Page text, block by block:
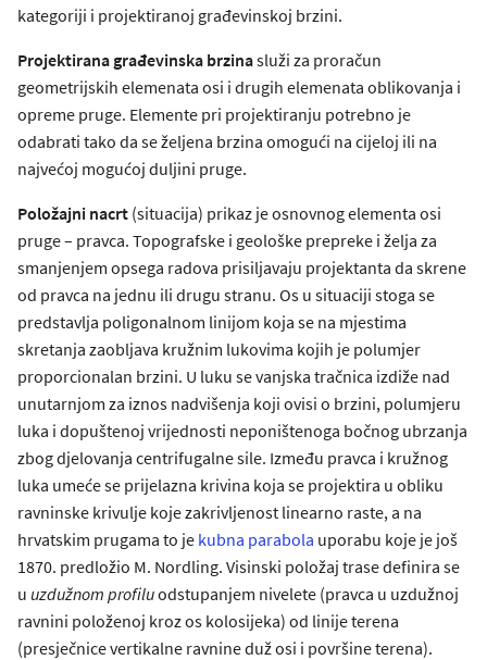
kategoriji i projektiranoj građevinskoj brzini.
Projektirana građevinska brzinasluži za proračun
geometrijskih elemenata osi i drugih elemenata oblikovanja i
opreme pruge. Elemente pri projektiranju potrebno je
odabrati tako da se željena brzina omogući na cijeloj ili na
najvećoj mogućoj duljini pruge.
Položajni nacrt (situacija) prikaz je osnovnog elementa osi
pruge – pravca. Topografske i geološke prepreke i želja za
smanjenjem opsega radova prisiljavaju projektanta da skrene
od pravca na jednu ili drugu stranu. Os u situaciji stoga se
predstavlja poligonalnom linijom koja se na mjestima
skretanja zaobljava kružnim lukovima kojih je polumjer
proporcionalan brzini. U luku se vanjska tračnica izdiže nad
unutarnjom za iznos nadvišenja koji ovisi o brzini, polumjeru
luka i dopuštenoj vrijednosti neponištenoga bočnog ubrzanja
zbog djelovanja centrifugalne sile. Između pravca i kružnog
luka umeće se prijelazna krivina koja se projektira u obliku
ravninske krivulje koje zakrivljenost linearno raste, a na
hrvatskim prugama to je kubna parabola uporabu koje je još
1870. predložio M. Nordling. Visinski položaj trase definira se
u uzdužnom profiluodstupanjem nivelete (pravca u uzdužnoj
ravnini položenoj kroz os kolosijeka) od linije terena
(presječnice vertikalne ravnine duž osi i površine terena).